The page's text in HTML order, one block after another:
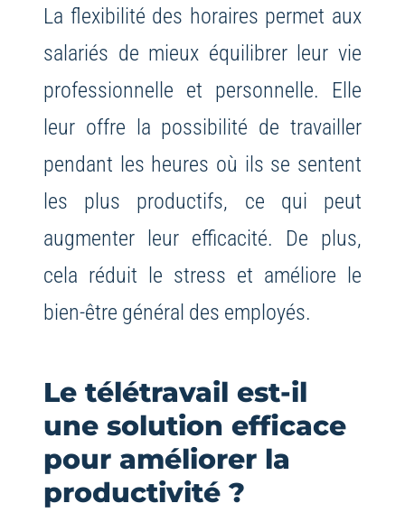
La flexibilité des horaires permet aux
salariés de mieux équilibrer leur vie
professionnelle et personnelle. Elle
leur offre la possibilité de travailler
pendant les heures où ils se sentent
les plus productifs, ce qui peut
augmenter leur efficacité. De plus,
cela réduit le stress et améliore le
bien-être général des employés.
Le télétravail est-il
une solution efficace
pour améliorer la
productivité ?